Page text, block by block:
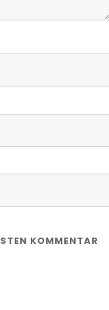
KOMMENTAR